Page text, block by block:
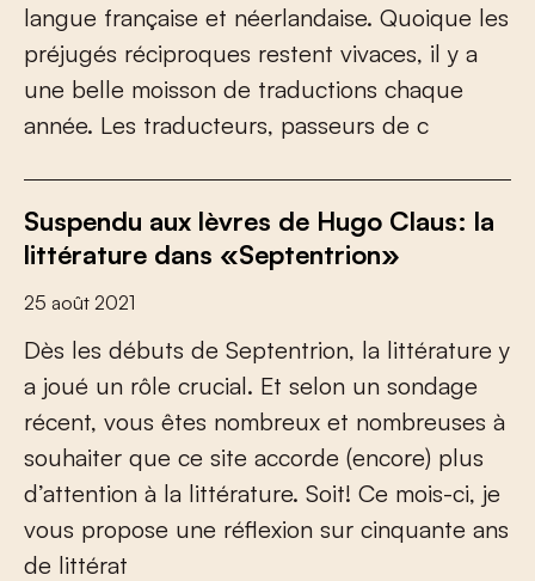
langue française et néerlandaise. Quoique les
préjugés réciproques restent vivaces, il y a
une belle moisson de traductions chaque
année. Les traducteurs, passeurs de c
Suspendu aux lèvres de Hugo Claus: la
littérature dans «Septentrion»
25 août 2021
Dès les débuts de Septentrion, la littérature y
a joué un rôle crucial. Et selon un sondage
récent, vous êtes nombreux et nombreuses à
souhaiter que ce site accorde (encore) plus
d’attention à la littérature. Soit! Ce mois-ci, je
vous propose une réflexion sur cinquante ans
de littérat